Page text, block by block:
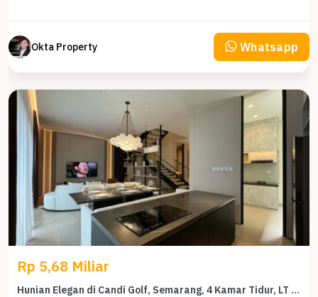
Okta Property Whatsapp
Rp 5,68 Miliar
Hunian Elegan di Candi Golf, Semarang, 4 Kamar Tidur, LT 234m²